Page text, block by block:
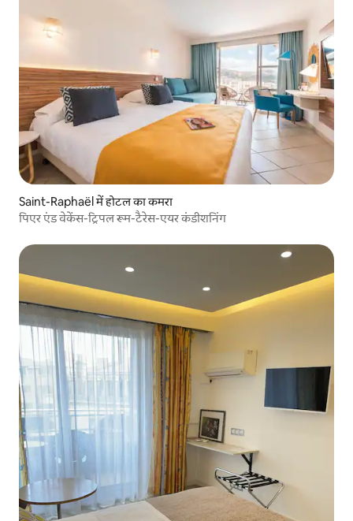
Saint-Raphaël में होटल का कमरा
पिएर एंड वेकेंस-ट्रिपल रूम-टैरेस-एयर कंडीशनिंग